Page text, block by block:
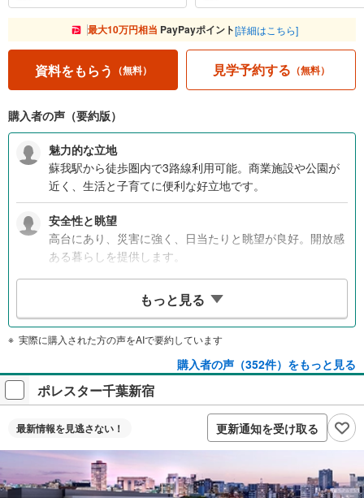
最大10万円相当 PayPayポイント[詳細はこちら]
資料をもらう （無料） 見学予約する （無料）
購入者の声（要約版）
魅力的な立地
蘇我駅から徒歩圏内で3路線利用可能。商業施設や公園が
近く、生活と子育てに便利な好立地です。
安全性と眺望
高台にあり、災害に強く、日当たりと眺望が良好。開放感
ある暮らしを提供します。
3LDK以上の間取りで、家族全員に個室を確保可能。充実
した収納と工夫された動線が生活を楽にします。
高級な設備とデザインを備えながらも5000万円以下で、予
算内に収まる優れたコストパフォーマンスです。
もっと見る
実際に購入された方の声をAIで要約しています
購入者の声（352件）をもっと見る
ポレスター千葉新宿
最新情報を見逃さない！ 更新通知を受け取る